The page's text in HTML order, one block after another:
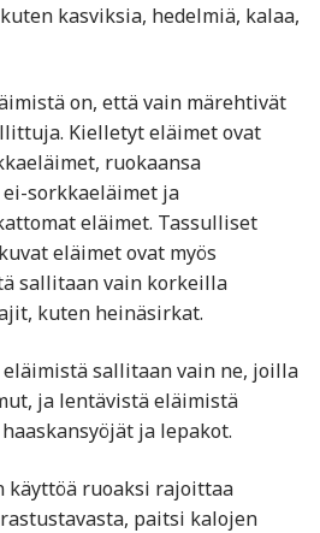
kasviksia, hedelmiä, kalaa,
on, että vain märehtivät
Kielletyt eläimet ovat
ruokaansa
sorkkaeläimet ja
eläimet. Tassulliset
eläimet ovat myös
sallitaan vain korkeilla
kuten heinäsirkat.
sallitaan vain ne, joilla
ja lentävistä eläimistä
ja lepakot.
ruoaksi rajoittaa
paitsi kalojen